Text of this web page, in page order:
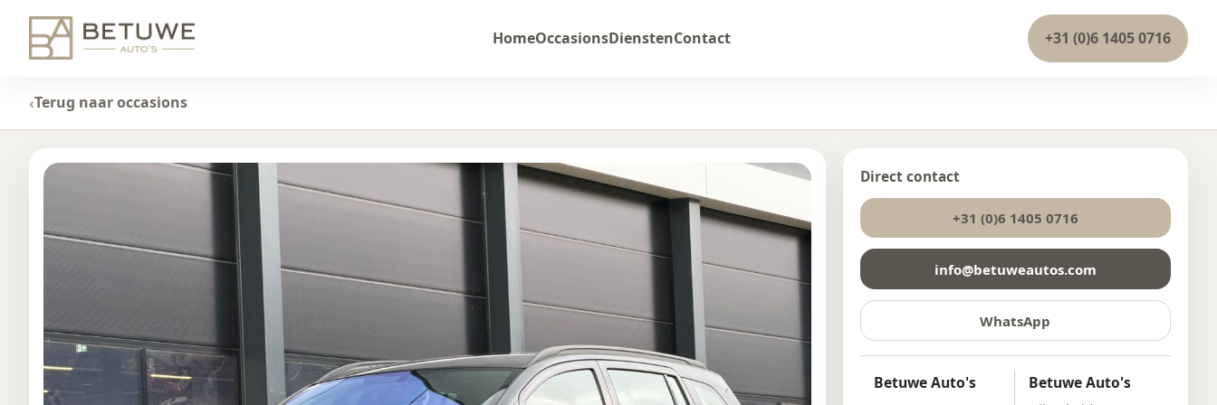
HomeOccasionsDienstenContact +31 (0)6 1405 0716
Terug naar occasions
Direct contact
+31 (0)6 1405 0716
info@betuweautos.com
WhatsApp
Betuwe Auto's Betuwe Auto's